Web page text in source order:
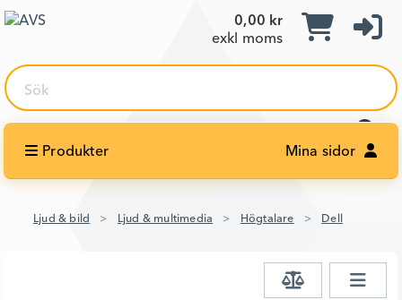
0,00 kr
exkl moms
Sök
Produkter Mina sidor
Ljud & bild Ljud & multimedia Högtalare Dell